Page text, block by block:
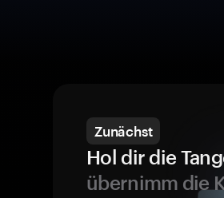
Zunächst
Hol dir die
übernimm die